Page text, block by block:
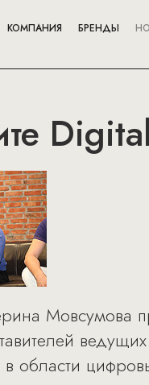
КОМПАНИЯ БРЕНДЫ
Мовсумова
области